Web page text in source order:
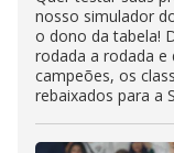
nosso simulador
o dono da tabela!
rodada a rodada e
campeões, os
rebaixados para a